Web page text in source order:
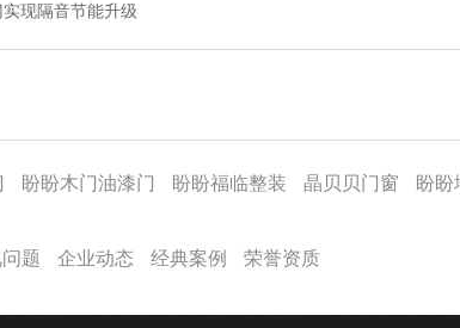
现隔音节能升级
盼盼木门油漆门 盼盼福临整装 晶贝贝门窗 盼盼
题 企业动态 经典案例 荣誉资质